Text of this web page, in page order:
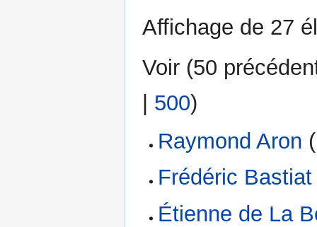
Affichage de 27
Voir (50
| 500)
Raymond Aron
Frédéric Bastiat
Étienne de La